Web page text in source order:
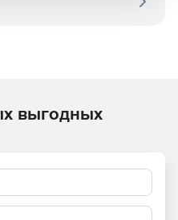
выгодных